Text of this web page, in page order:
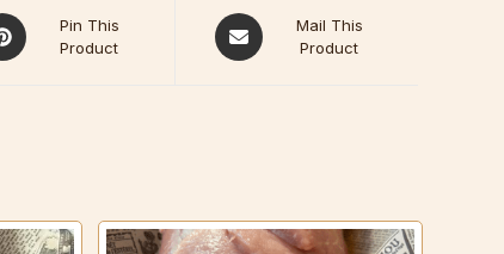
Pin This
Product
Mail This
Product